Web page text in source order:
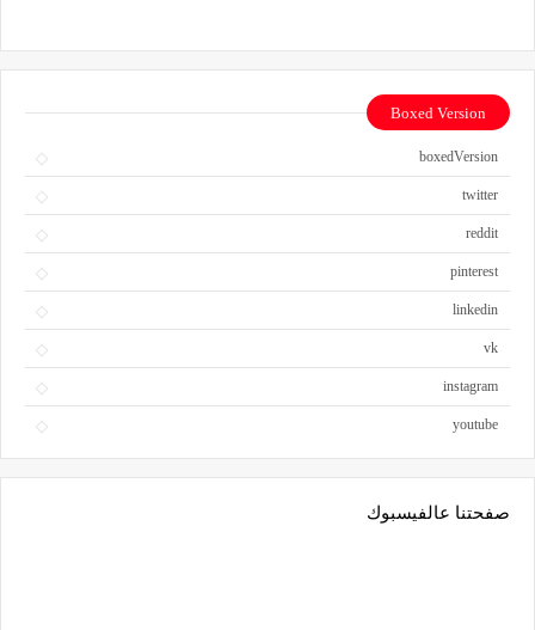
Boxed Version
boxedVersion
twitter
reddit
pinterest
linkedin
vk
instagram
youtube
صفحتنا عالفيسبوك